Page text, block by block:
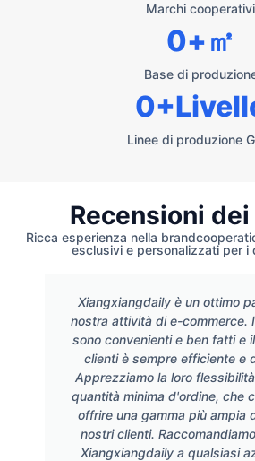
Marchi cooperativi
Base di
0+㎡
Linee di produzione
0
Recensioni
Ricca esperienza nella
esclusivi e personalizzati per i
Xiangxiangdaily è un ottimo
nostra attività di e-commerce.
sono convenienti e ben fatti e
clienti è sempre efficiente e
Apprezziamo la loro
quantità minima d'ordine, che
offrire una gamma più ampia
nostri clienti.
Xiangxiangdaily a qualsiasi